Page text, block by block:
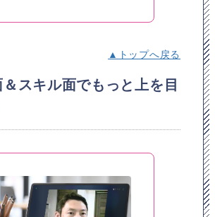
▲トップへ戻る
スキル面でもっと上を目